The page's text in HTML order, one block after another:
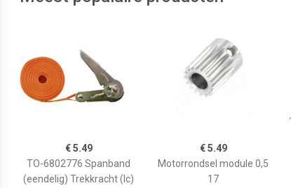
€ 5.49
TO-6802776 Spanband
(eendelig) Trekkracht (lc)
€ 5.49
Motorrondsel module 0,5
17